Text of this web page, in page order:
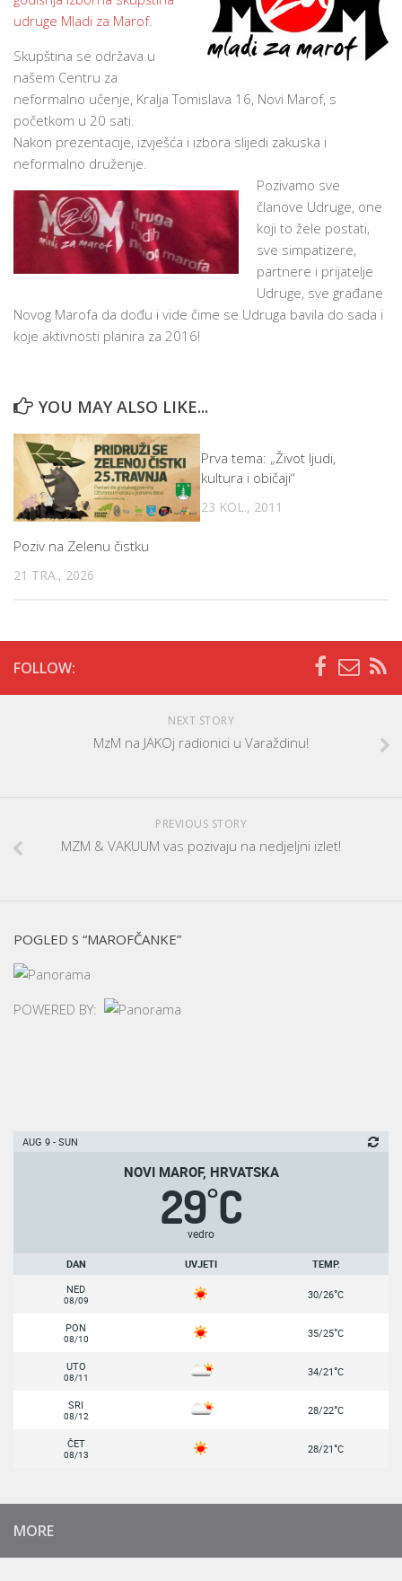
udruge Mladi za Marof.
Skupština se održava u
našem Centru za
neformalno učenje, Kralja Tomislava 16, Novi Marof, s
početkom u 20 sati.
Nakon prezentacije, izvješća i izbora slijedi zakuska i
neformalno druženje.
Pozivamo sve
članove Udruge, one
koji to žele postati,
sve simpatizere,
partnere i prijatelje
Udruge, sve građane
Novog Marofa da dođu i vide čime se Udruga bavila do sada i
koje aktivnosti planira za 2016!
YOU MAY ALSO LIKE...
Poziv na Zelenu čistku
21 TRA., 2026
Prva tema: „Život ljudi,
kultura i običaji“
23 KOL., 2011
FOLLOW:
NEXT STORY
MzM na JAKOj radionici u Varaždinu!
PREVIOUS STORY
MZM & VAKUUM vas pozivaju na nedjeljni izlet!
POGLED S “MAROFČANKE”
POWERED BY:
AUG 9 - SUN
NOVI MAROF, HRVATSKA
29°C
vedro
DAN UVJETI
TEMP.
NED
08/09 30/26°C
PON
08/10 35/25°C
UTO
08/11 34/21°C
SRI
08/12 28/22°C
ČET
08/13 28/21°C
MORE